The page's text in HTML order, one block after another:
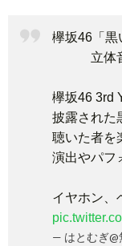
欅坂46「黒
立体音
欅坂46 3rd
披露された
聴いた者を
演出やパフ
イヤホン、
— はとむぎ@